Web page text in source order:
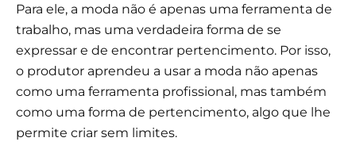
Para ele, a moda não é apenas uma ferramenta de
trabalho, mas uma verdadeira forma de se
expressar e de encontrar pertencimento. Por isso,
o produtor aprendeu a usar a moda não apenas
como uma ferramenta profissional, mas também
como uma forma de pertencimento, algo que lhe
permite criar sem limites.